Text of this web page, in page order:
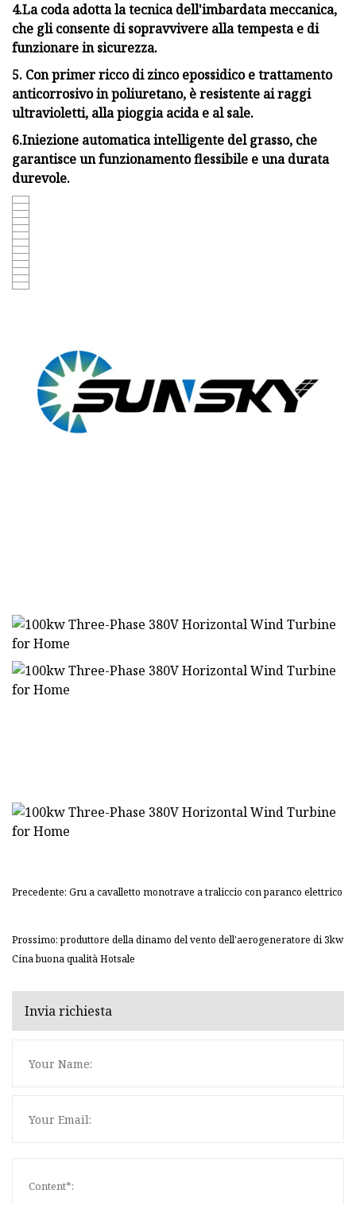
4.La coda adotta la tecnica dell'imbardata meccanica,
che gli consente di sopravvivere alla tempesta e di
funzionare in sicurezza.
5. Con primer ricco di zinco epossidico e trattamento
anticorrosivo in poliuretano, è resistente ai raggi
ultravioletti, alla pioggia acida e al sale.
6.Iniezione automatica intelligente del grasso, che
garantisce un funzionamento flessibile e una durata
durevole.
Precedente: Gru a cavalletto monotrave a traliccio con paranco elettrico
Prossimo: produttore della dinamo del vento dell'aerogeneratore di 3kw
Cina buona qualità Hotsale
Invia richiesta